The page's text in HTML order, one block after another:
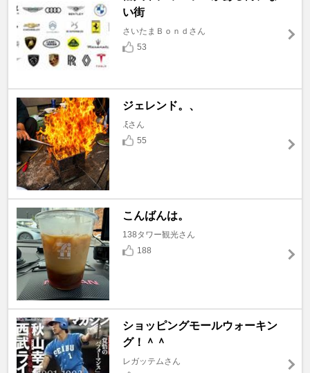
い街
さいたまＢｏｎｄさん
53
ジェレンド。、
.ξさん
55
こんばんは。
138タワー観光さん
188
ショッピングモールウォーキン
グ！＾＾
レガッテムさん